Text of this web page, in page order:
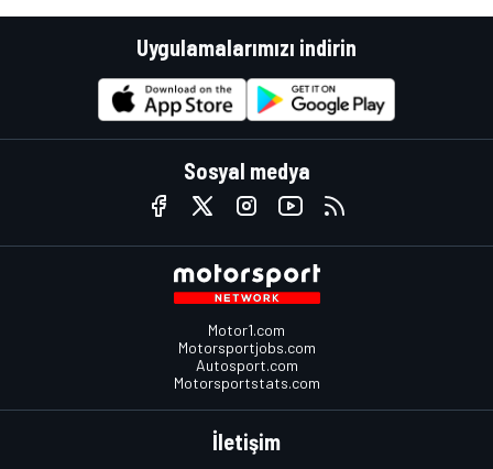
Uygulamalarımızı indirin
Sosyal medya
Motor1.com
Motorsportjobs.com
Autosport.com
Motorsportstats.com
İletişim